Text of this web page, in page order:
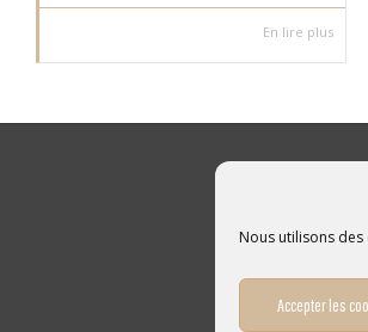
Nous utilisons
Accepter les
En lire plus